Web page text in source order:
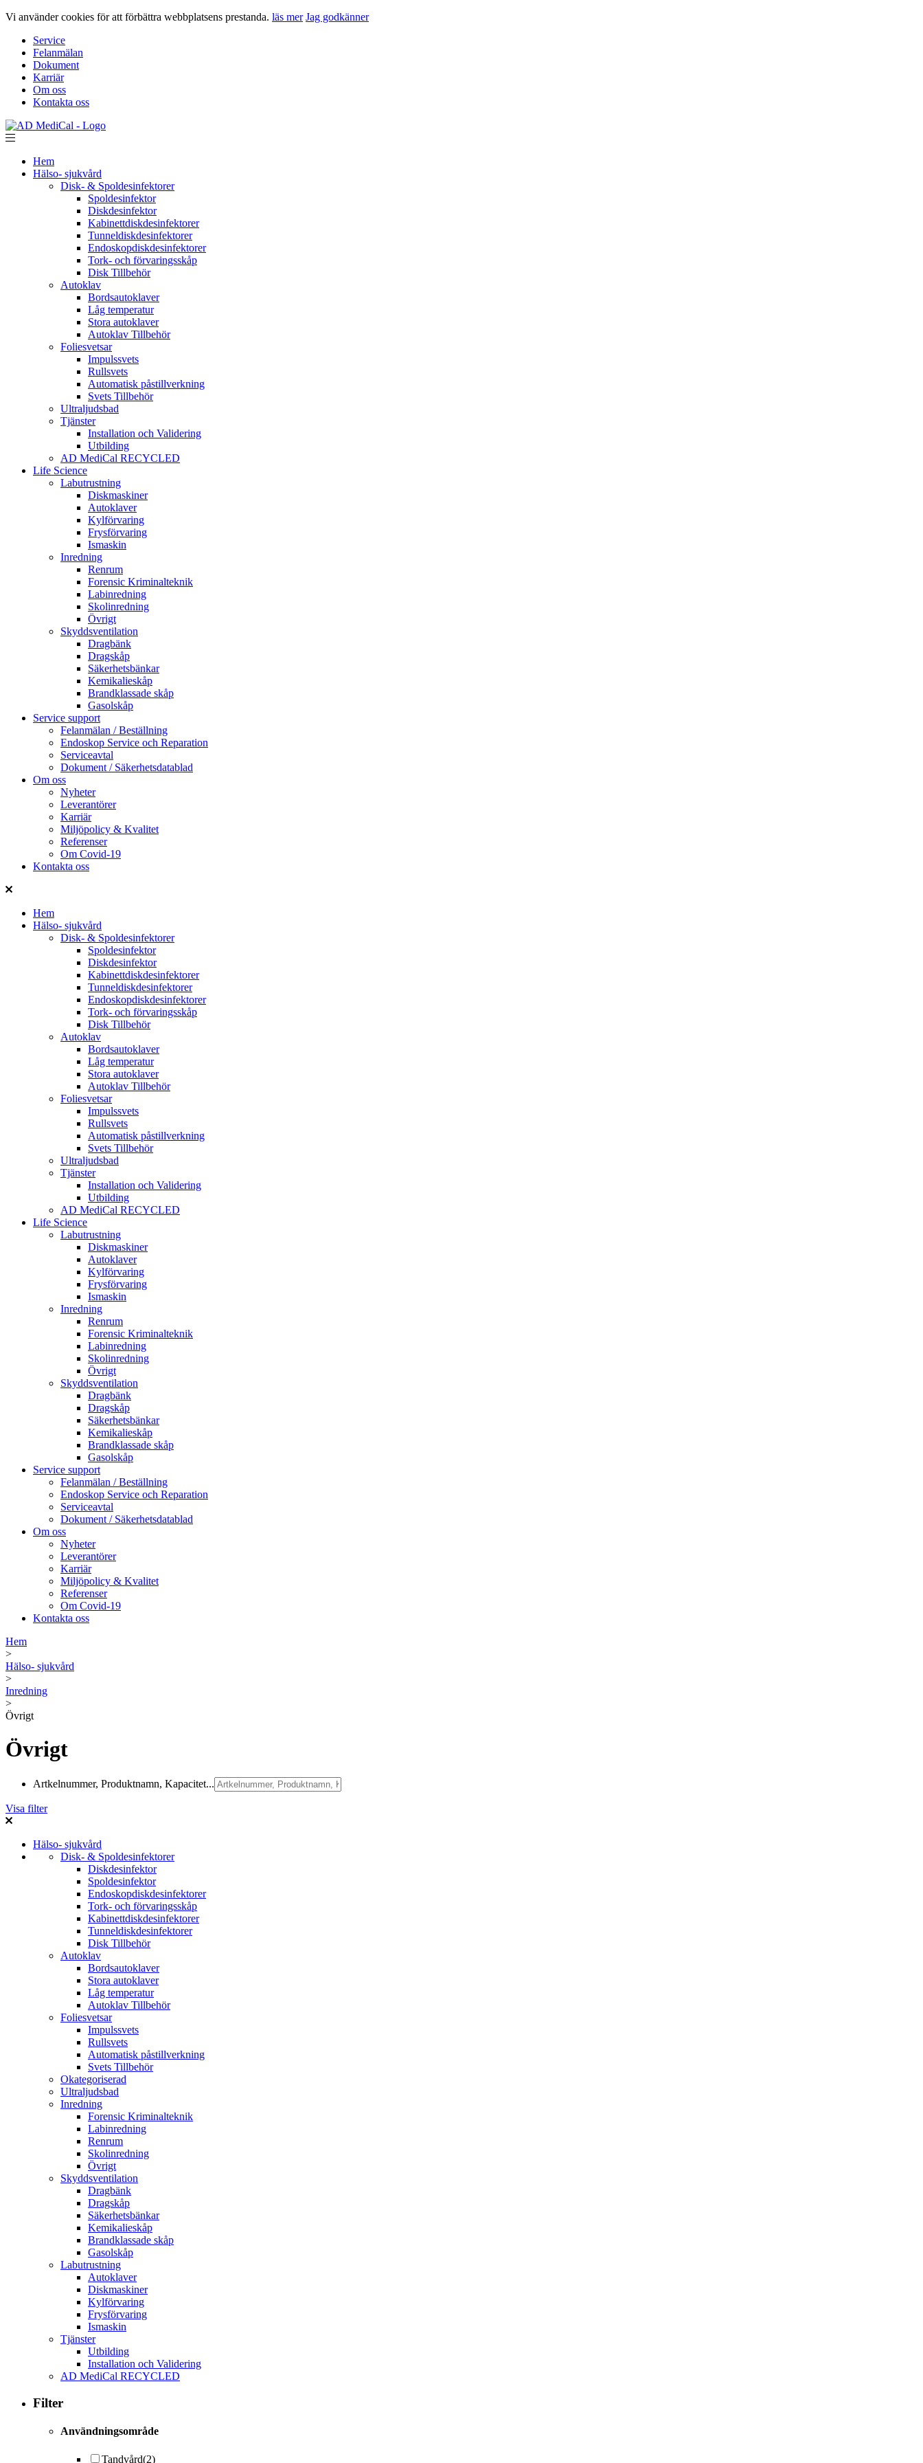
Vi använder cookies för att förbättra webbplatsens prestanda. läs mer Jag godkänner
Service
Felanmälan
Dokument
Karriär
Om oss
Kontakta oss
Hem
Hälso- sjukvård
Disk- & Spoldesinfektorer
Spoldesinfektor
Diskdesinfektor
Kabinettdiskdesinfektorer
Tunneldiskdesinfektorer
Endoskopdiskdesinfektorer
Tork- och förvaringsskåp
Disk Tillbehör
Autoklav
Bordsautoklaver
Låg temperatur
Stora autoklaver
Autoklav Tillbehör
Foliesvetsar
Impulssvets
Rullsvets
Automatisk påstillverkning
Svets Tillbehör
Ultraljudsbad
Tjänster
Installation och Validering
Utbilding
AD MediCal RECYCLED
Life Science
Labutrustning
Diskmaskiner
Autoklaver
Kylförvaring
Frysförvaring
Ismaskin
Inredning
Renrum
Forensic Kriminalteknik
Labinredning
Skolinredning
Övrigt
Skyddsventilation
Dragbänk
Dragskåp
Säkerhetsbänkar
Kemikalieskåp
Brandklassade skåp
Gasolskåp
Service support
Felanmälan / Beställning
Endoskop Service och Reparation
Serviceavtal
Dokument / Säkerhetsdatablad
Om oss
Nyheter
Leverantörer
Karriär
Miljöpolicy & Kvalitet
Referenser
Om Covid-19
Kontakta oss
Hem
Hälso- sjukvård
Disk- & Spoldesinfektorer
Spoldesinfektor
Diskdesinfektor
Kabinettdiskdesinfektorer
Tunneldiskdesinfektorer
Endoskopdiskdesinfektorer
Tork- och förvaringsskåp
Disk Tillbehör
Autoklav
Bordsautoklaver
Låg temperatur
Stora autoklaver
Autoklav Tillbehör
Foliesvetsar
Impulssvets
Rullsvets
Automatisk påstillverkning
Svets Tillbehör
Ultraljudsbad
Tjänster
Installation och Validering
Utbilding
AD MediCal RECYCLED
Life Science
Labutrustning
Diskmaskiner
Autoklaver
Kylförvaring
Frysförvaring
Ismaskin
Inredning
Renrum
Forensic Kriminalteknik
Labinredning
Skolinredning
Övrigt
Skyddsventilation
Dragbänk
Dragskåp
Säkerhetsbänkar
Kemikalieskåp
Brandklassade skåp
Gasolskåp
Service support
Felanmälan / Beställning
Endoskop Service och Reparation
Serviceavtal
Dokument / Säkerhetsdatablad
Om oss
Nyheter
Leverantörer
Karriär
Miljöpolicy & Kvalitet
Referenser
Om Covid-19
Kontakta oss
Hem
>
Hälso- sjukvård
>
Inredning
>
Övrigt
Övrigt
Artkelnummer, Produktnamn, Kapacitet...
Visa filter
Hälso- sjukvård
Disk- & Spoldesinfektorer
Diskdesinfektor
Spoldesinfektor
Endoskopdiskdesinfektorer
Tork- och förvaringsskåp
Kabinettdiskdesinfektorer
Tunneldiskdesinfektorer
Disk Tillbehör
Autoklav
Bordsautoklaver
Stora autoklaver
Låg temperatur
Autoklav Tillbehör
Foliesvetsar
Impulssvets
Rullsvets
Automatisk påstillverkning
Svets Tillbehör
Okategoriserad
Ultraljudsbad
Inredning
Forensic Kriminalteknik
Labinredning
Renrum
Skolinredning
Övrigt
Skyddsventilation
Dragbänk
Dragskåp
Säkerhetsbänkar
Kemikalieskåp
Brandklassade skåp
Gasolskåp
Labutrustning
Autoklaver
Diskmaskiner
Kylförvaring
Frysförvaring
Ismaskin
Tjänster
Utbilding
Installation och Validering
AD MediCal RECYCLED
Filter
Användningsområde
Tandvård(2)